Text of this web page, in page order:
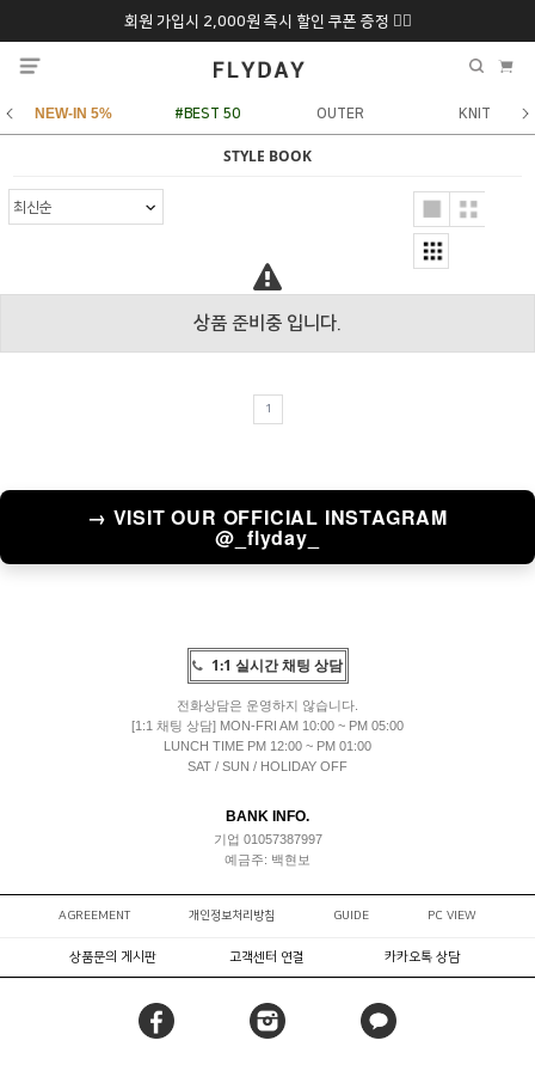
회원 가입시 2,000원 즉시 할인 쿠폰 증정 ❤️‍🔥
추석 특별 할인 10~20% 9/6 화 ~ 9/12월
NEW-IN 5% #BEST 50 OUTER KNIT
STYLE BOOK
상품 준비중 입니다.
1
→ VISIT OUR OFFICIAL INSTAGRAM
@_flyday_
1:1 실시간 채팅 상담
전화상담은 운영하지 않습니다.
[1:1 채팅 상담] MON-FRI AM 10:00 ~ PM 05:00
LUNCH TIME PM 12:00 ~ PM 01:00
SAT / SUN / HOLIDAY OFF
BANK INFO.
기업 01057387997
예금주: 백현보
AGREEMENT 개인정보처리방침 GUIDE PC VIEW
상품문의 게시판 고객센터 연결 카카오톡 상담